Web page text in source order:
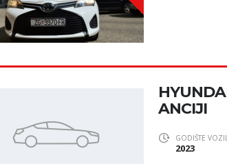
ANCIJI
GODIŠTE
2023